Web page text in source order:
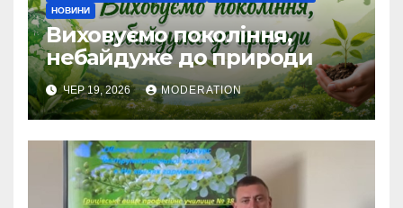
НОВИНИ
Виховуємо покоління,
небайдуже до природи
ЧЕР 19, 2026 MODERATION